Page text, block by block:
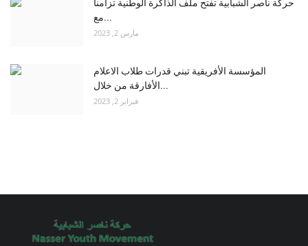
حركة ناصر الشبابية تفتح ملف الذاكرة الوطنية تزامناً
مع...
مارس 2, 2023
المؤسسة الأفريقية تبني قدرات طلاب الاعلام
الأفارقة من خلال...
فبراير 2, 2023